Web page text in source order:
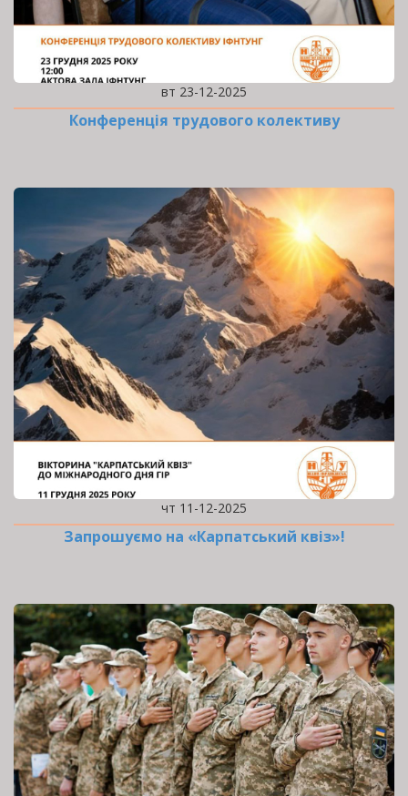
вт 23-12-2025
Конференція трудового колективу
чт 11-12-2025
Запрошуємо на «Карпатський квіз»!